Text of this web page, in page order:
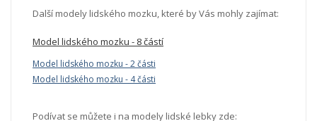
Další modely lidského mozku, které by Vás mohly zajímat:
Model lidského mozku - 8 částí
Model lidského mozku - 2 části
Model lidského mozku - 4 části
Podívat se můžete i na modely lidské lebky zde: